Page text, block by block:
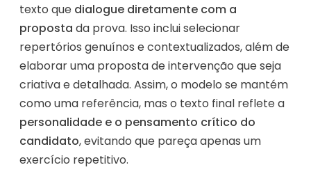
texto que dialogue diretamente com a
proposta da prova. Isso inclui selecionar
repertórios genuínos e contextualizados, além de
elaborar uma proposta de intervenção que seja
criativa e detalhada. Assim, o modelo se mantém
como uma referência, mas o texto final reflete a
personalidade e o pensamento crítico do
candidato, evitando que pareça apenas um
exercício repetitivo.